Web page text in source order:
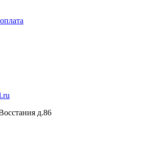
д.86